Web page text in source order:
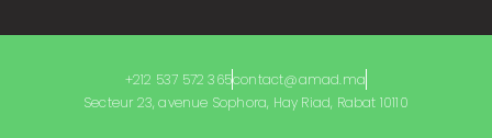
+212 537 572 365contact@amad.ma
Secteur 23, avenue Sophora, Hay Riad, Rabat 10110